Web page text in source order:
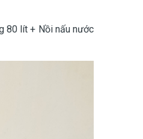
80 lít + Nồi nấu nước